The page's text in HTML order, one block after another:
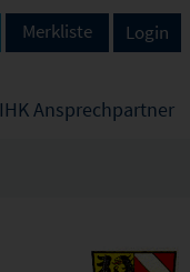
IHK Ansprechpartner
Login
Merkliste